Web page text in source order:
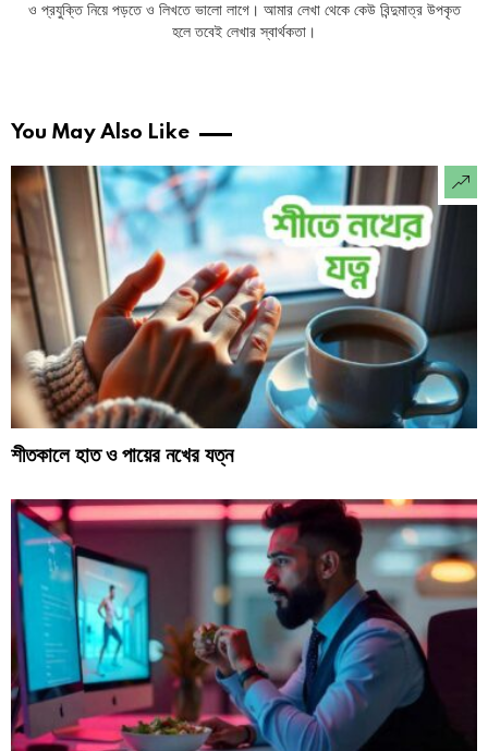
ও প্রযুক্তি নিয়ে পড়তে ও লিখতে ভালো লাগে। আমার লেখা থেকে কেউ বিন্দুমাত্র উপকৃত
হলে তবেই লেখার স্বার্থকতা।
You May Also Like
শীতকালে হাত ও পায়ের নখের যত্ন